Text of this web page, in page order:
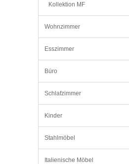
Kollektion MF
Wohnzimmer
Esszimmer
Büro
Schlafzimmer
Kinder
Stahlmöbel
Italienische Möbel